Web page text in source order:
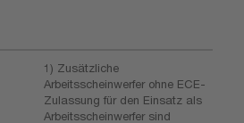
1) Zusätzliche
Arbeitsscheinwerfer ohne ECE-
Zulassung für den Einsatz als
Arbeitsscheinwerfer sind